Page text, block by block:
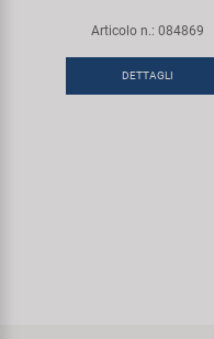
Articolo n.: 084869
DETTAGLI